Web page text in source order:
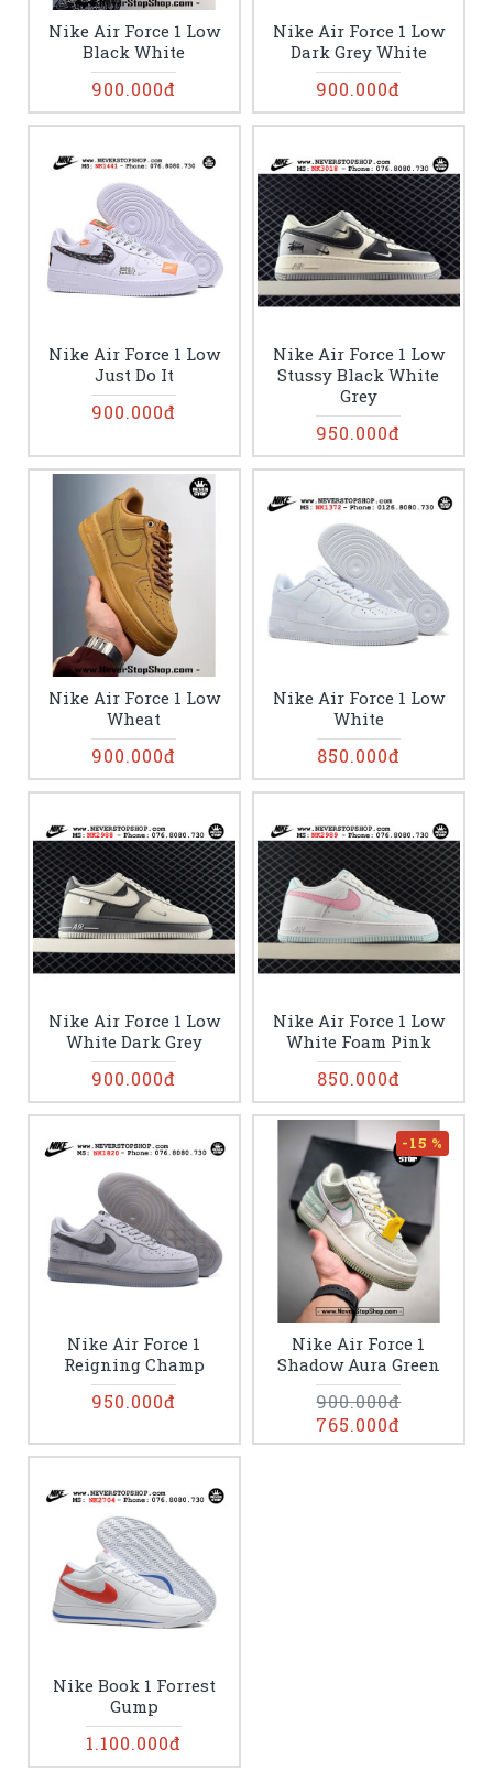
Nike Air Force 1 Low
Black White
900.000đ
Nike Air Force 1 Low
Dark Grey White
900.000đ
Nike Air Force 1 Low
Just Do It
900.000đ
Nike Air Force 1 Low
Stussy Black White
Grey
950.000đ
Nike Air Force 1 Low
Wheat
900.000đ
Nike Air Force 1 Low
White
850.000đ
Nike Air Force 1 Low
White Dark Grey
900.000đ
Nike Air Force 1 Low
White Foam Pink
850.000đ
Nike Air Force 1
Reigning Champ
950.000đ
-15 %
Nike Air Force 1
Shadow Aura Green
765.000đ
900.000đ
Nike Book 1 Forrest
Gump
1.100.000đ